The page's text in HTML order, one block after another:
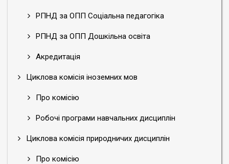
РПНД за ОПП Соціальна педагогіка
РПНД за ОПП Дошкільна освіта
Акредитація
Циклова комісія іноземних мов
Про комісію
Робочі програми навчальних дисциплін
Циклова комісія природничих дисциплін
Про комісію